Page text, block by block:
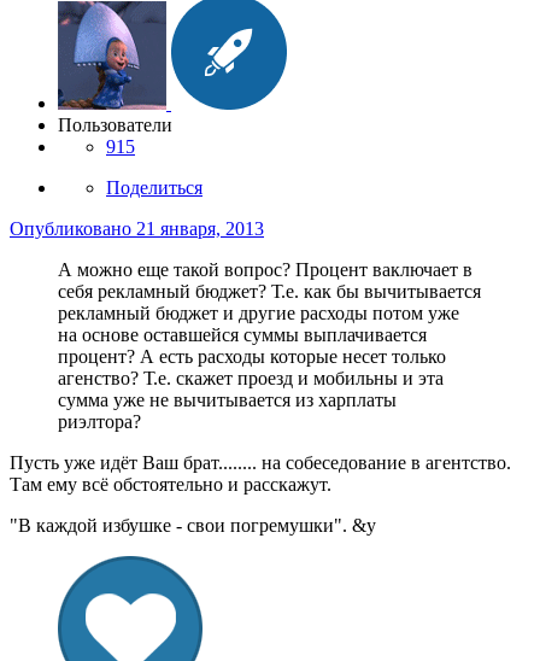
Пользователи
915
Поделиться
Опубликовано 21 января, 2013
А можно еще такой вопрос? Процент ваключает в
себя рекламный бюджет? Т.е. как бы вычитывается
рекламный бюджет и другие расходы потом уже
на основе оставшейся суммы выплачивается
процент? А есть расходы которые несет только
агенство? Т.е. скажет проезд и мобильны и эта
сумма уже не вычитывается из харплаты
риэлтора?
Пусть уже идёт Ваш брат........ на собеседование в агентство.
Там ему всё обстоятельно и расскажут.
"В каждой избушке - свои погремушки". &y